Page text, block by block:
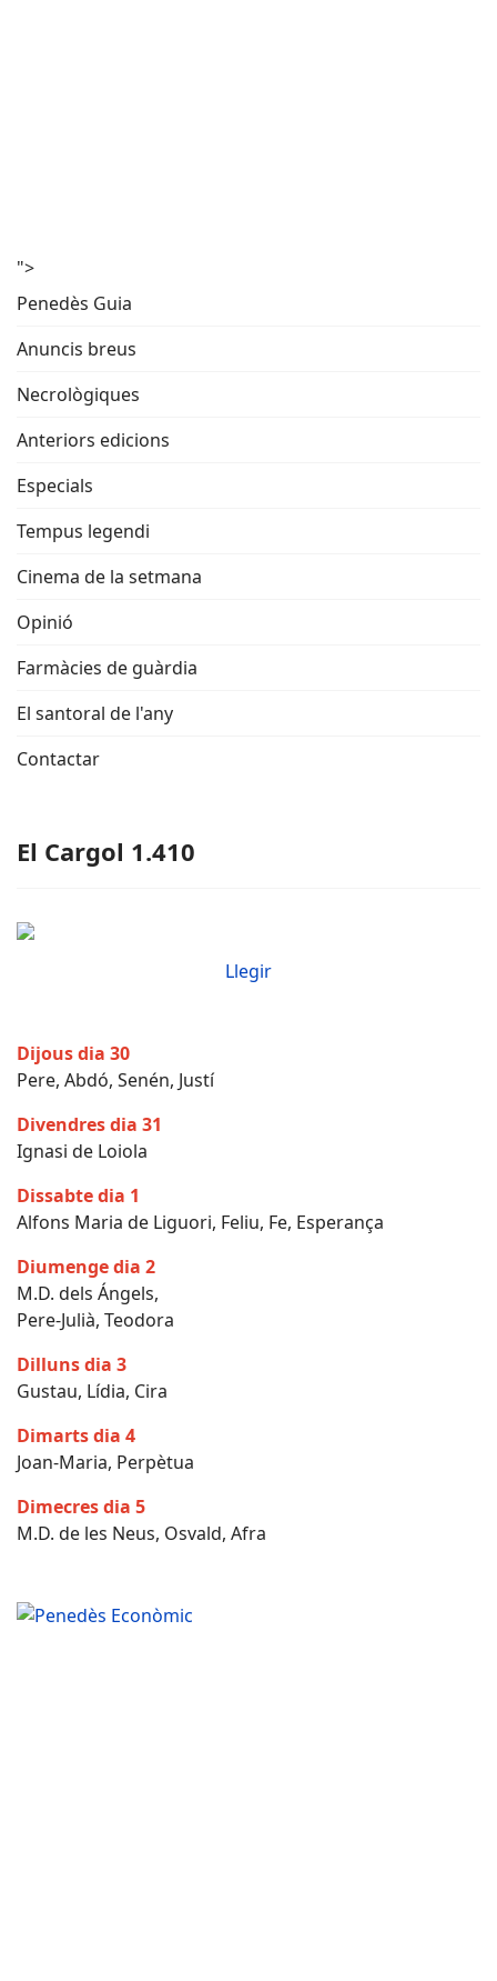
">
Penedès Guia
Anuncis breus
Necrològiques
Anteriors edicions
Especials
Tempus legendi
Cinema de la setmana
Opinió
Farmàcies de guàrdia
El santoral de l'any
Contactar
El Cargol 1.410
Llegir
Dijous dia 30
Pere, Abdó, Senén, Justí
Divendres dia 31
Ignasi de Loiola
Dissabte dia 1
Alfons Maria de Liguori, Feliu, Fe, Esperança
Diumenge dia 2
M.D. dels Ángels,
Pere-Julià, Teodora
Dilluns dia 3
Gustau, Lídia, Cira
Dimarts dia 4
Joan-Maria, Perpètua
Dimecres dia 5
M.D. de les Neus, Osvald, Afra